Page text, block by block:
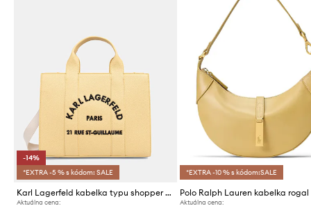
-14%
*EXTRA -5 % s kódom: SALE
Karl Lagerfeld kabelka typu shopper dámska z imitácie kože K/RSG MD
Aktuálna cena:
*EXTRA -10 % s kódom:SALE
Aktuálna cena: